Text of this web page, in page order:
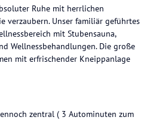
Ruhe mit herrlichen
verzaubern. Unser familiär geführtes
mit Stubensauna,
Wellnessbehandlungen. Die große
mit erfrischender Kneippanlage
zentral ( 3 Autominuten zum